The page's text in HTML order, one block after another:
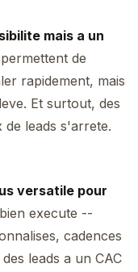
mais a un
de
rapidement, mais
Et surtout, des
leads s'arrete.
versatile pour
execute --
cadences
leads a un CAC